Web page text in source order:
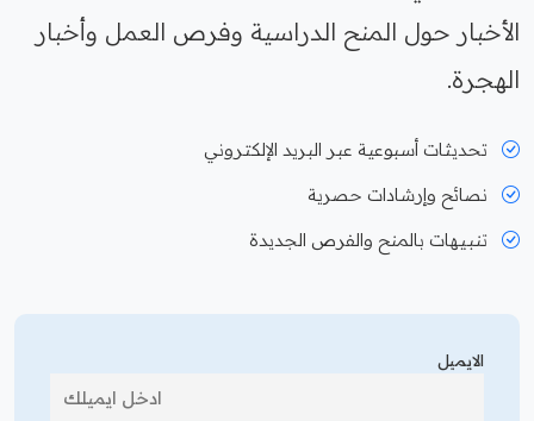
الأخبار حول المنح الدراسية وفرص العمل وأخبار
الهجرة.
تحديثات أسبوعية عبر البريد الإلكتروني
نصائح وإرشادات حصرية
تنبيهات بالمنح والفرص الجديدة
الايميل